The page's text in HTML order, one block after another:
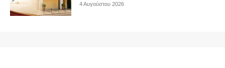
4 Αυγούστου 2026